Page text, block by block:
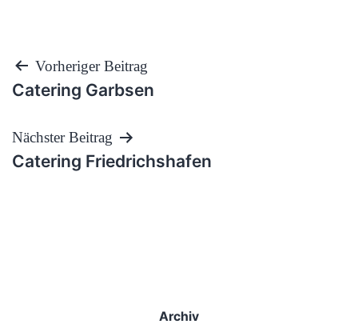
Beitragsnavigation
Vorheriger Beitrag
Catering Garbsen
Nächster Beitrag
Catering Friedrichshafen
Archiv